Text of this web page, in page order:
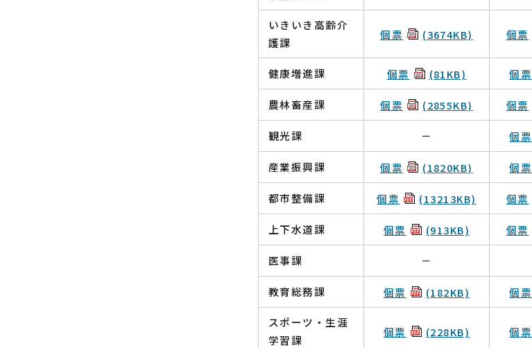
いきいき高齢介
護課
個票 (3674KB) 個票
健康増進課 個票 (81KB) 個票
農林畜産課 個票 (2855KB) 個票
観光課 － 個票
産業振興課 個票 (1820KB) 個票
都市整備課 個票 (13213KB) 個票
上下水道課 個票 (913KB) 個票
医事課 －
教育総務課 個票 (182KB) 個票
スポーツ・生涯
学習課
個票 (228KB) 個票